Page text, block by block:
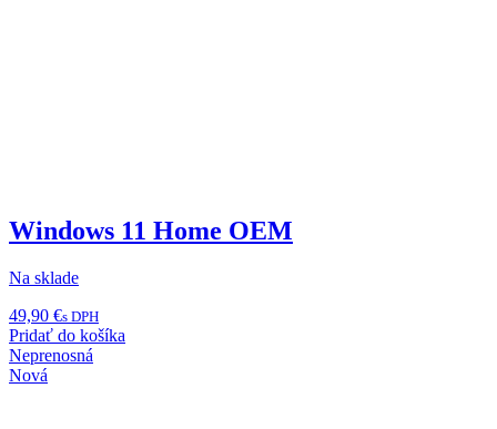
Windows 11 Home OEM
Na sklade
49,90 €s DPH
Pridať do košíka
Neprenosná
Nová